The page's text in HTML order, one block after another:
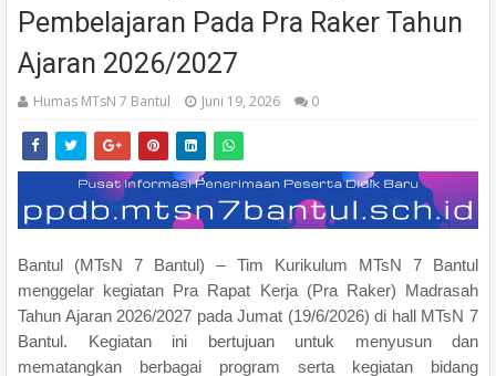
Pembelajaran Pada Pra Raker Tahun
Ajaran 2026/2027
Humas MTsN 7 Bantul Juni 19, 2026 0
Bantul (MTsN 7 Bantul) – Tim Kurikulum MTsN 7 Bantul
menggelar kegiatan Pra Rapat Kerja (Pra Raker) Madrasah
Tahun Ajaran 2026/2027 pada Jumat (19/6/2026) di hall MTsN 7
Bantul. Kegiatan ini bertujuan untuk menyusun dan
mematangkan berbagai program serta kegiatan bidang